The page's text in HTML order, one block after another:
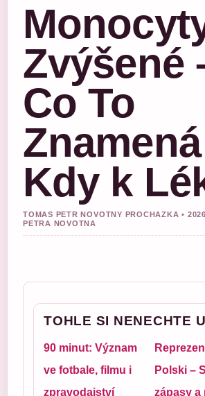
Zvýšené
Co To
Kdy k
TOMAS PETR NOVOTNY PROCHAZKA •
PETRA NOVOTNA
TOHLE SI NENECHTE
90 minut: Význam
ve fotbale, filmu i
zpravodajství
Polski –
zápasy a